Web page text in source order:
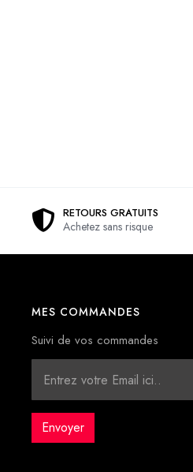
RETOURS GRATUITS
Achetez sans risque
MES COMMANDES
Suivi de vos commandes